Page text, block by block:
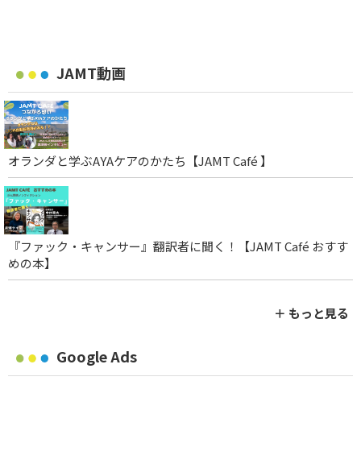
JAMT動画
オランダと学ぶAYAケアのかたち【JAMT Café 】
『ファック・キャンサー』翻訳者に聞く！【JAMT Café おすす
めの本】
＋ もっと見る
Google Ads